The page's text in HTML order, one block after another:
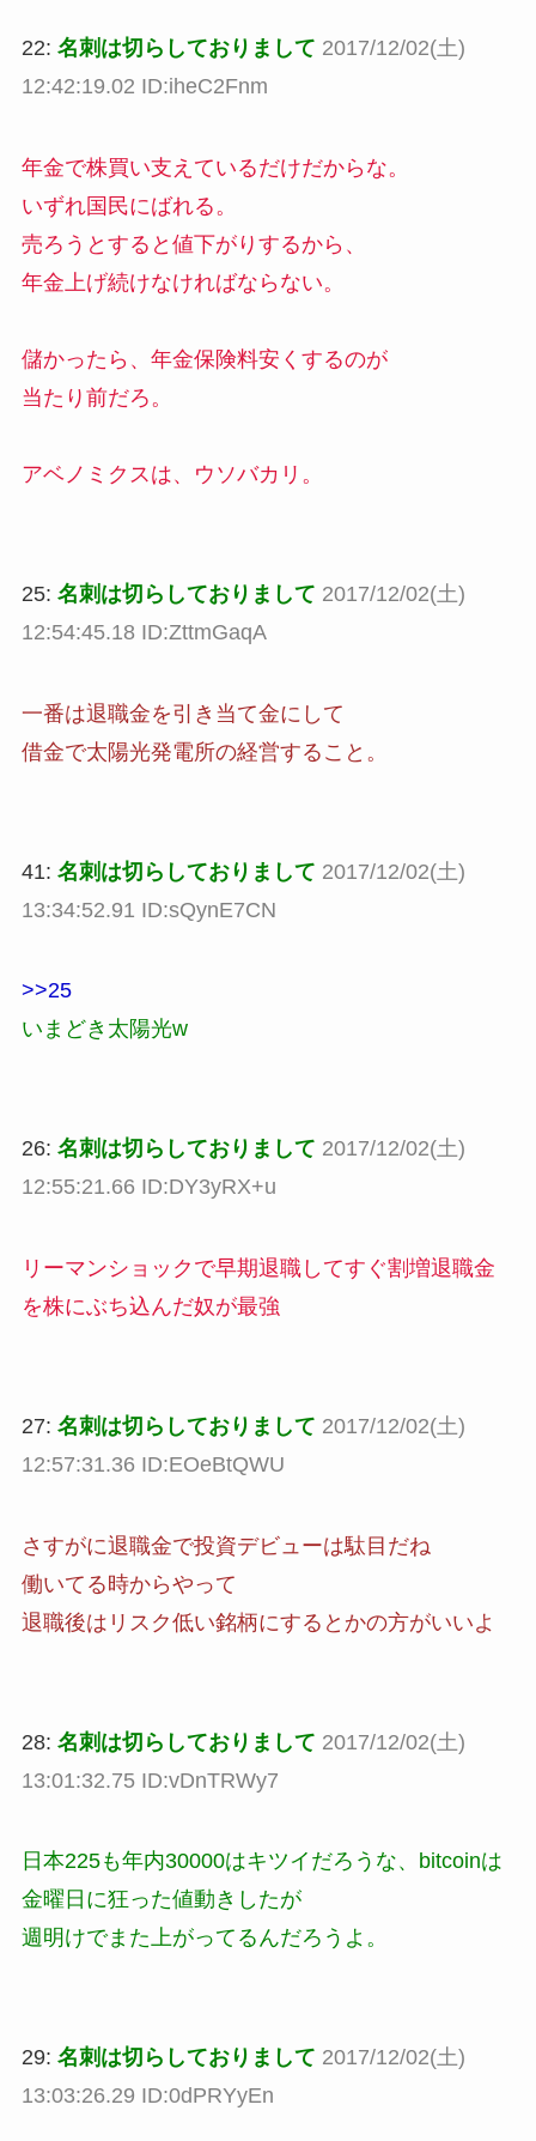
22: 名刺は切らしておりまして 2017/12/02(土)
12:42:19.02 ID:iheC2Fnm
年金で株買い支えているだけだからな。
いずれ国民にばれる。
売ろうとすると値下がりするから、
年金上げ続けなければならない。
儲かったら、年金保険料安くするのが
当たり前だろ。
アベノミクスは、ウソバカリ。
25: 名刺は切らしておりまして 2017/12/02(土)
12:54:45.18 ID:ZttmGaqA
一番は退職金を引き当て金にして
借金で太陽光発電所の経営すること。
41: 名刺は切らしておりまして 2017/12/02(土)
13:34:52.91 ID:sQynE7CN
>>25
いまどき太陽光w
26: 名刺は切らしておりまして 2017/12/02(土)
12:55:21.66 ID:DY3yRX+u
リーマンショックで早期退職してすぐ割増退職金
を株にぶち込んだ奴が最強
27: 名刺は切らしておりまして 2017/12/02(土)
12:57:31.36 ID:EOeBtQWU
さすがに退職金で投資デビューは駄目だね
働いてる時からやって
退職後はリスク低い銘柄にするとかの方がいいよ
28: 名刺は切らしておりまして 2017/12/02(土)
13:01:32.75 ID:vDnTRWy7
日本225も年内30000はキツイだろうな、bitcoinは
金曜日に狂った値動きしたが
週明けでまた上がってるんだろうよ。
29: 名刺は切らしておりまして 2017/12/02(土)
13:03:26.29 ID:0dPRYyEn